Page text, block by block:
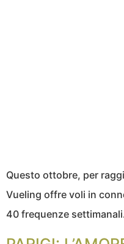
Questo ottobre, per
Vueling offre voli in
40 frequenze